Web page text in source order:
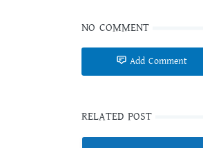
NO COMMENT
Add Comment
RELATED POST